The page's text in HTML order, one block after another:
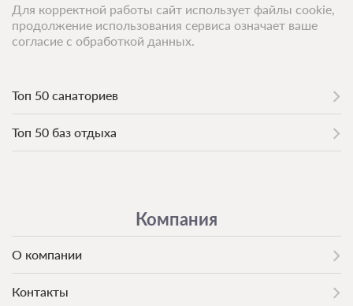
Топ 50 санаториев
Топ 50 баз отдыха
Компания
О компании
Контакты
Для корректной работы сайт использует файлы cookie,
продолжение использования сервиса означает ваше
согласие с обработкой данных.